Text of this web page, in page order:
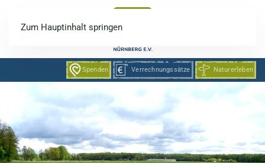
Zum Hauptinhalt springen
Spenden Verrechnungssätze Naturerleben